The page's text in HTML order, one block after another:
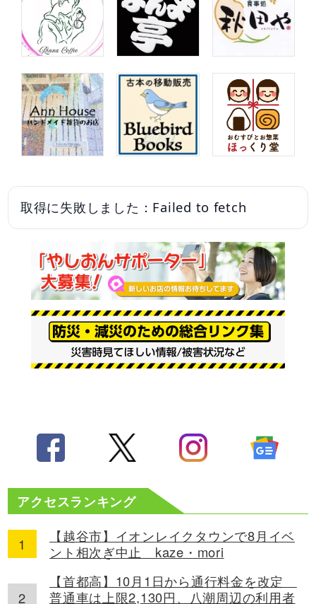
取得に失敗しました：Failed to fetch
アクセスランキング
【越谷市】イオンレイクタウンで8月イベ
ント相次ぎ中止 kaze・mori
【首都高】10月1日から通行料金を改定
普通車は上限2,130円、八潮周辺の利用者